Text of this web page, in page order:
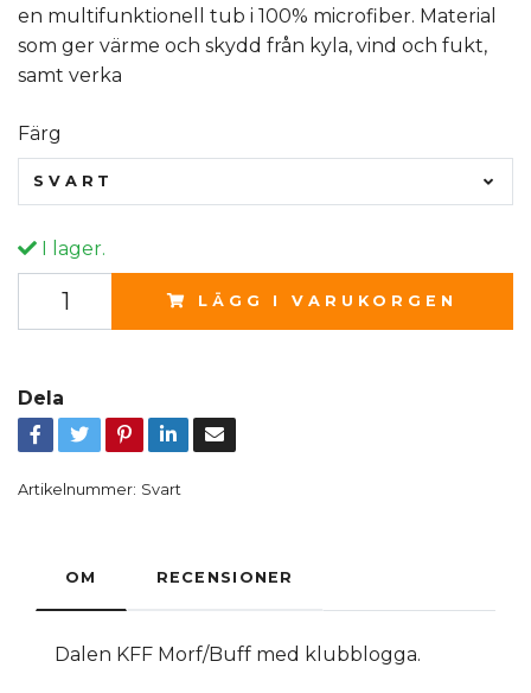
en multifunktionell tub i 100% microfiber. Material
som ger värme och skydd från kyla, vind och fukt,
samt verka
Färg
SVART
I lager.
LÄGG I VARUKORGEN
Dela
Artikelnummer: Svart
OM RECENSIONER
Dalen KFF Morf/Buff med klubblogga.